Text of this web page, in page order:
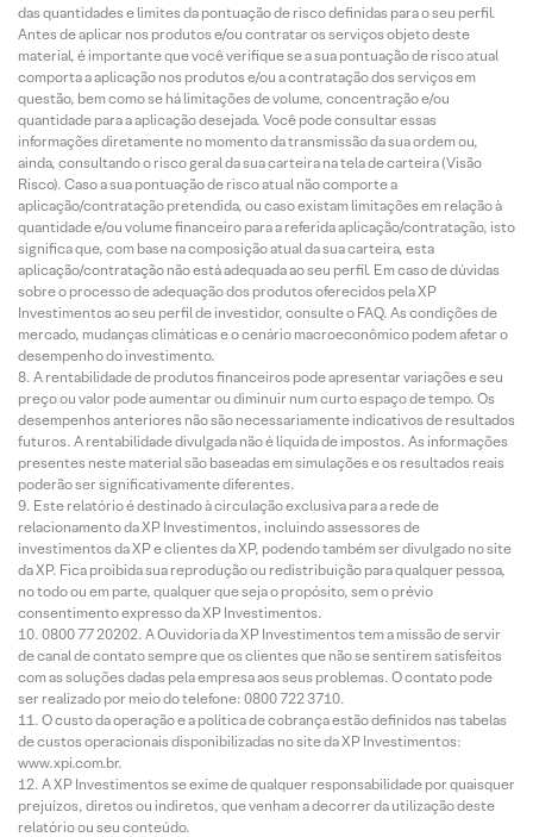
das quantidades e limites da pontuação de risco definidas para o seu perfil.
Antes de aplicar nos produtos e/ou contratar os serviços objeto deste
material, é importante que você verifique se a sua pontuação de risco atual
comporta a aplicação nos produtos e/ou a contratação dos serviços em
questão, bem como se há limitações de volume, concentração e/ou
quantidade para a aplicação desejada. Você pode consultar essas
informações diretamente no momento da transmissão da sua ordem ou,
ainda, consultando o risco geral da sua carteira na tela de carteira (Visão
Risco). Caso a sua pontuação de risco atual não comporte a
aplicação/contratação pretendida, ou caso existam limitações em relação à
quantidade e/ou volume financeiro para a referida aplicação/contratação, isto
significa que, com base na composição atual da sua carteira, esta
aplicação/contratação não está adequada ao seu perfil. Em caso de dúvidas
sobre o processo de adequação dos produtos oferecidos pela XP
Investimentos ao seu perfil de investidor, consulte o FAQ. As condições de
mercado, mudanças climáticas e o cenário macroeconômico podem afetar o
desempenho do investimento.
A rentabilidade de produtos financeiros pode apresentar variações e seu
preço ou valor pode aumentar ou diminuir num curto espaço de tempo. Os
desempenhos anteriores não são necessariamente indicativos de resultados
futuros. A rentabilidade divulgada não é líquida de impostos. As informações
presentes neste material são baseadas em simulações e os resultados reais
poderão ser significativamente diferentes.
Este relatório é destinado à circulação exclusiva para a rede de
relacionamento da XP Investimentos, incluindo assessores de
investimentos da XP e clientes da XP, podendo também ser divulgado no site
da XP. Fica proibida sua reprodução ou redistribuição para qualquer pessoa,
no todo ou em parte, qualquer que seja o propósito, sem o prévio
consentimento expresso da XP Investimentos.
0800 77 20202. A Ouvidoria da XP Investimentos tem a missão de servir
de canal de contato sempre que os clientes que não se sentirem satisfeitos
com as soluções dadas pela empresa aos seus problemas. O contato pode
ser realizado por meio do telefone: 0800 722 3710.
O custo da operação e a política de cobrança estão definidos nas tabelas
de custos operacionais disponibilizadas no site da XP Investimentos:
www.xpi.com.br.
A XP Investimentos se exime de qualquer responsabilidade por quaisquer
prejuízos, diretos ou indiretos, que venham a decorrer da utilização deste
relatório ou seu conteúdo.